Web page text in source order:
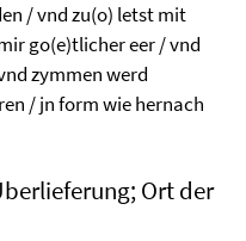
/ vnd zu(o) letst mit
go(e)tlicher eer / vnd
zymmen werd
/ jn form wie hernach
Ort der